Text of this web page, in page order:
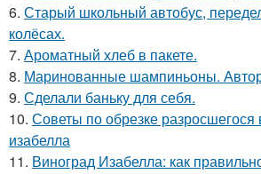
6. Старый школьный автобус,
колёсах.
7. Ароматный хлеб в пакете.
8. Маринованные шампиньоны.
9. Сделали баньку для себя.
10. Советы по обрезке разросшегося
изабелла
11. Виноград Изабелла: как